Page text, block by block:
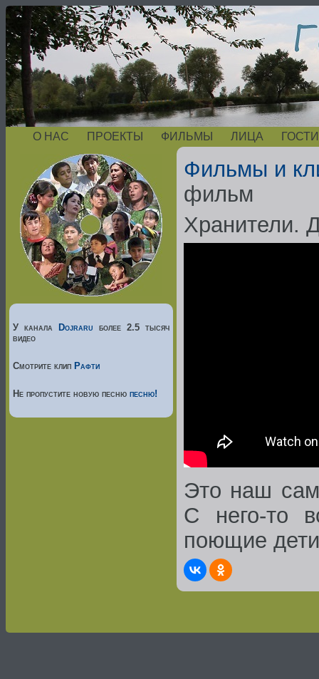
О НАС ПРОЕКТЫ ФИЛЬМЫ ЛИЦА ГОСТИ
У канала Dojraru более 2.5 тысяч
видео
Смотрите клип Рафти
Не пропустите новую песню песню!
Фильмы и
фильм
Хранители.
Это наш
С него-то
поющие